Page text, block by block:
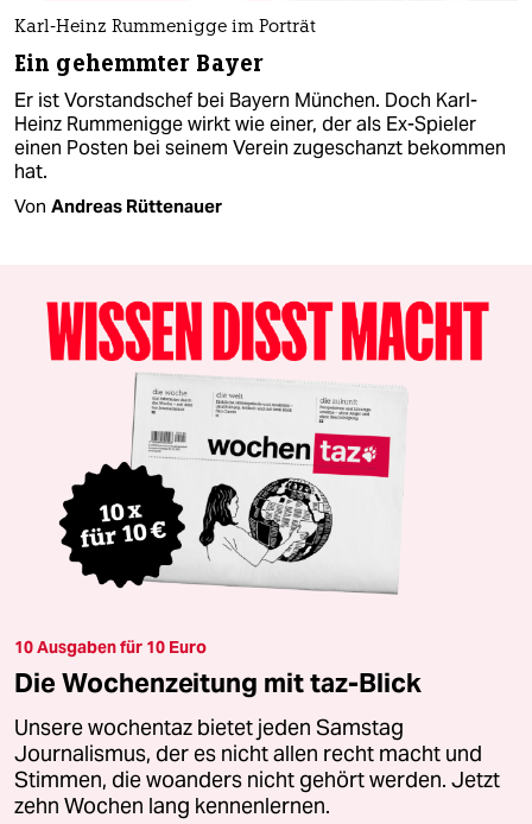
Karl-Heinz Rummenigge im Porträt
Ein gehemmter Bayer
Er ist Vorstandschef bei Bayern München. Doch Karl-
Heinz Rummenigge wirkt wie einer, der als Ex-Spieler
einen Posten bei seinem Verein zugeschanzt bekommen
hat.
Von Andreas Rüttenauer
10 Ausgaben für 10 Euro
Die Wochenzeitung mit taz-Blick
Unsere wochentaz bietet jeden Samstag
Journalismus, der es nicht allen recht macht und
Stimmen, die woanders nicht gehört werden. Jetzt
zehn Wochen lang kennenlernen.